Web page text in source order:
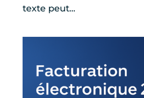
texte peut...